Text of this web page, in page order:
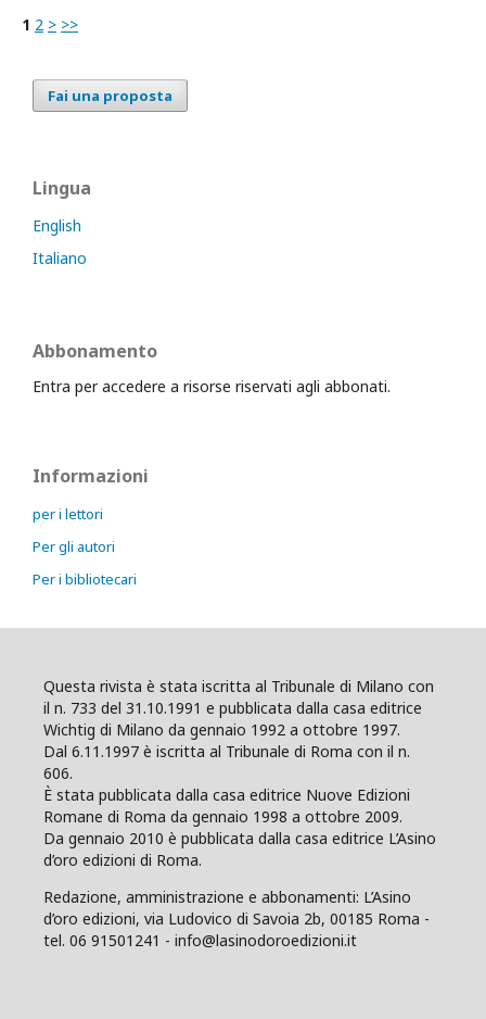
1 2 > >>
Fai una proposta
Lingua
English
Italiano
Abbonamento
Entra per accedere a risorse riservati agli abbonati.
Informazioni
per i lettori
Per gli autori
Per i bibliotecari
Questa rivista è stata iscritta al Tribunale di Milano con
il n. 733 del 31.10.1991 e pubblicata dalla casa editrice
Wichtig di Milano da gennaio 1992 a ottobre 1997.
Dal 6.11.1997 è iscritta al Tribunale di Roma con il n.
606.
È stata pubblicata dalla casa editrice Nuove Edizioni
Romane di Roma da gennaio 1998 a ottobre 2009.
Da gennaio 2010 è pubblicata dalla casa editrice L’Asino
d’oro edizioni di Roma.
Redazione, amministrazione e abbonamenti: L’Asino
d’oro edizioni, via Ludovico di Savoia 2b, 00185 Roma -
tel. 06 91501241 - info@lasinodoroedizioni.it